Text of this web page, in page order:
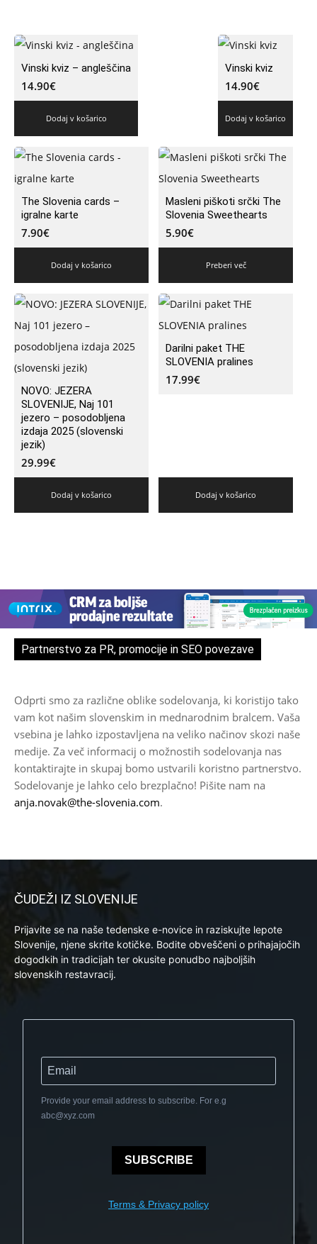
Vinski kviz – angleščina
14.90€
Dodaj v košarico
Vinski kviz
14.90€
Dodaj v košarico
The Slovenia cards –
igralne karte
7.90€
Dodaj v košarico
Masleni piškoti srčki The
Slovenia Sweethearts
5.90€
Preberi več
NOVO: JEZERA
SLOVENIJE, Naj 101
jezero – posodobljena
izdaja 2025 (slovenski
jezik)
29.99€
Dodaj v košarico
Darilni paket THE
SLOVENIA pralines
17.99€
Dodaj v košarico
Partnerstvo za PR, promocije in SEO povezave
Odprti smo za različne oblike sodelovanja, ki koristijo tako
vam kot našim slovenskim in mednarodnim bralcem. Vaša
vsebina je lahko izpostavljena na veliko načinov skozi naše
medije. Za več informacij o možnostih sodelovanja nas
kontaktirajte in skupaj bomo ustvarili koristno partnerstvo.
Sodelovanje je lahko celo brezplačno! Pišite nam na
anja.novak@the-slovenia.com.
ČUDEŽI IZ SLOVENIJE
Prijavite se na naše tedenske e-novice in raziskujte lepote
Slovenije, njene skrite kotičke. Bodite obveščeni o prihajajočih
dogodkih in tradicijah ter okusite ponudbo najboljših
slovenskih restavracij.
Provide your email address to subscribe. For e.g
abc@xyz.com
SUBSCRIBE
Terms & Privacy policy